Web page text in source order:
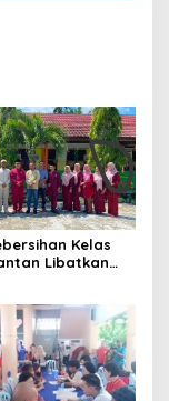
Kelas
Libatkan